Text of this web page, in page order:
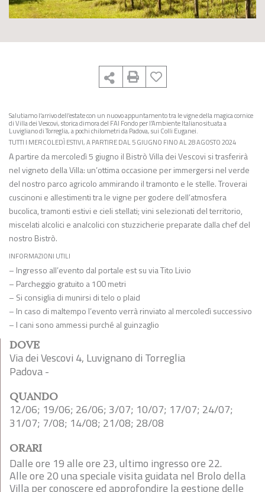
Salutiamo l’arrivo dell’estate con un nuovo appuntamento tra le vigne della magica cornice
di Villa dei Vescovi, storica dimora del FAI Fondo per l’Ambiente Italiano situata a
Luvigliano di Torreglia, a pochi chilometri da Padova, sui Colli Euganei.
TUTTI I MERCOLEDÌ ESTIVI, A PARTIRE DAL 5 GIUGNO FINO AL 28 AGOSTO 2024
A partire da mercoledì 5 giugno il Bistrò Villa dei Vescovi si trasferirà
nel vigneto della Villa: un’ottima occasione per immergersi nel verde
del nostro parco agricolo ammirando il tramonto e le stelle. Troverai
cuscinoni e allestimenti tra le vigne per godere dell’atmosfera
bucolica, tramonti estivi e cieli stellati; vini selezionati del territorio,
miscelati alcolici e analcolici con stuzzicherie preparate dalla chef del
nostro Bistrò.
INFORMAZIONI UTILI
– Ingresso all’evento dal portale est su via Tito Livio
– Parcheggio gratuito a 100 metri
– Si consiglia di munirsi di telo o plaid
– In caso di maltempo l’evento verrà rinviato al mercoledì successivo
– I cani sono ammessi purché al guinzaglio
DOVE
Via dei Vescovi 4, Luvignano di Torreglia
Padova -
QUANDO
12/06; 19/06; 26/06; 3/07; 10/07; 17/07; 24/07;
31/07; 7/08; 14/08; 21/08; 28/08
ORARI
Dalle ore 19 alle ore 23, ultimo ingresso ore 22.
Alle ore 20 una speciale visita guidata nel Brolo della
Villa per conoscere ed approfondire la gestione delle